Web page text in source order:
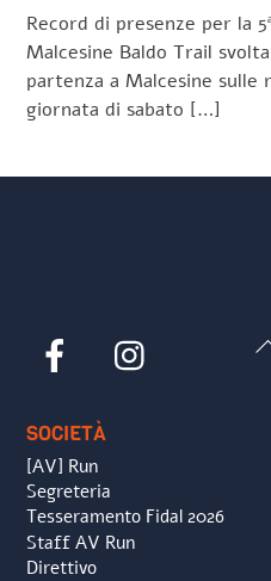
Record di presenze per la
Malcesine Baldo Trail
partenza a Malcesine sulle
giornata di sabato […]
Facebook
SOCIETÀ
[AV] Run
Segreteria
Tesseramento Fidal 2026
Staff AV Run
Direttivo